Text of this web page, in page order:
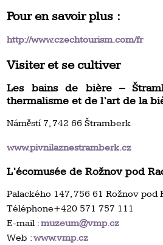
Pour en savoir plus :
http://www.czechtourism.com/fr
Visiter et se cultiver
Les bains de bière –
thermalisme et de l’art de la
Náměstí 7, 742 66 Štramberk
www.pivnilaznestramberk.cz
L’écomusée de Rožnov pod
Palackého 147, 756 61 Rožnov pod
Téléphone+420 571 757 111
E-mail :muzeum@vmp.cz
Web :www.vmp.cz